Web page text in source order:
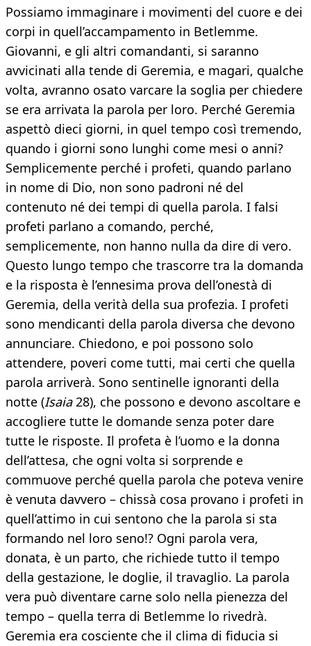
Possiamo immaginare i movimenti del cuore e dei
corpi in quell’accampamento in Betlemme.
Giovanni, e gli altri comandanti, si saranno
avvicinati alla tende di Geremia, e magari, qualche
volta, avranno osato varcare la soglia per chiedere
se era arrivata la parola per loro. Perché Geremia
aspettò dieci giorni, in quel tempo così tremendo,
quando i giorni sono lunghi come mesi o anni?
Semplicemente perché i profeti, quando parlano
in nome di Dio, non sono padroni né del
contenuto né dei tempi di quella parola. I falsi
profeti parlano a comando, perché,
semplicemente, non hanno nulla da dire di vero.
Questo lungo tempo che trascorre tra la domanda
e la risposta è l’ennesima prova dell’onestà di
Geremia, della verità della sua profezia. I profeti
sono mendicanti della parola diversa che devono
annunciare. Chiedono, e poi possono solo
attendere, poveri come tutti, mai certi che quella
parola arriverà. Sono sentinelle ignoranti della
notte (Isaia28), che possono e devono ascoltare e
accogliere tutte le domande senza poter dare
tutte le risposte. Il profeta è l’uomo e la donna
dell’attesa, che ogni volta si sorprende e
commuove perché quella parola che poteva venire
è venuta davvero – chissà cosa provano i profeti in
quell’attimo in cui sentono che la parola si sta
formando nel loro seno!? Ogni parola vera,
donata, è un parto, che richiede tutto il tempo
della gestazione, le doglie, il travaglio. La parola
vera può diventare carne solo nella pienezza del
tempo – quella terra di Betlemme lo rivedrà.
Geremia era cosciente che il clima di fiducia si